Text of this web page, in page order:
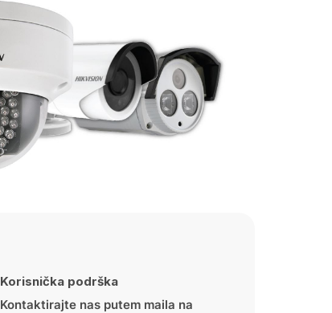
Korisnička podrška
Kontaktirajte nas putem maila na